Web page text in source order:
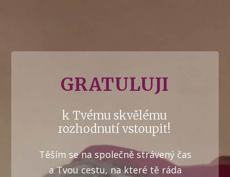
GRATULUJI
k Tvému skvělému
rozhodnutí vstoupit!
Těším se na společně strávený čas
a Tvou cestu, na které tě ráda